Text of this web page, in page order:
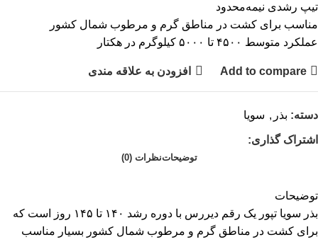
تیپ رشدی نیمه‌محدود
مناسب برای کشت در مناطق گرم و مرطوب شمال کشور
عملکرد متوسط ۴۵۰۰ تا ۵۰۰۰ کیلوگرم در هکتار
Add to compare افزودن به علاقه مندی
دسته: بذر , سویا
اشتراک گذاری:
توضیحاتنظرات (0)
توضیحات
بذر سویا تپور یک رقم دیررس با دوره رشد ۱۴۰ تا ۱۴۵ روز است که
برای کشت در مناطق گرم و مرطوب شمال کشور بسیار مناسب